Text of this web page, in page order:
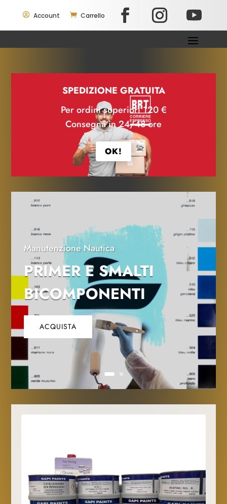
 Account  Carrello
SPEDIZIONE GRATUITA
Per ordini superiori 120 €
Consegna in 24/48 ore
OK!
Manutenzione Nautica
PRIMER E SMALTI
BICOMPONENTI
ACQUISTA